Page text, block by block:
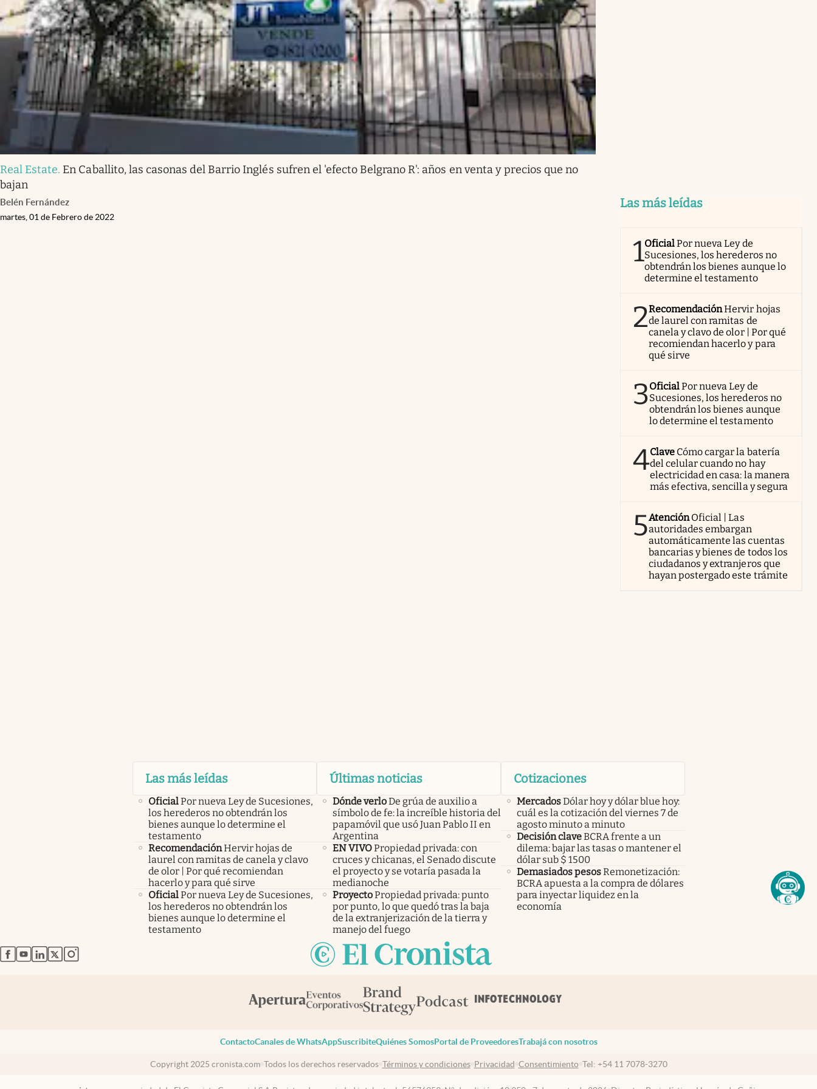
Real Estate. En Caballito, las casonas del Barrio Inglés sufren el 'efecto Belgrano R': años en venta y precios que no
bajan
Belén Fernández
martes, 01 de Febrero de 2022
Las más leídas
1OficialPor nueva Ley de
Sucesiones, los herederos no
obtendrán los bienes aunque lo
determine el testamento
2RecomendaciónHervir hojas
de laurel con ramitas de
canela y clavo de olor | Por qué
recomiendan hacerlo y para
qué sirve
3OficialPor nueva Ley de
Sucesiones, los herederos no
obtendrán los bienes aunque
lo determine el testamento
4Clave Cómo cargar la batería
del celular cuando no hay
electricidad en casa: la manera
más efectiva, sencilla y segura
5AtenciónOficial | Las
autoridades embargan
automáticamente las cuentas
bancarias y bienes de todos los
ciudadanos y extranjeros que
hayan postergado este trámite
Las más leídas
OficialPor nueva Ley de Sucesiones,
los herederos no obtendrán los
bienes aunque lo determine el
testamento
RecomendaciónHervir hojas de
laurel con ramitas de canela y clavo
de olor | Por qué recomiendan
hacerlo y para qué sirve
OficialPor nueva Ley de Sucesiones,
los herederos no obtendrán los
bienes aunque lo determine el
testamento
Últimas noticias
Dónde verloDe grúa de auxilio a
símbolo de fe: la increíble historia del
papamóvil que usó Juan Pablo II en
Argentina
EN VIVOPropiedad privada: con
cruces y chicanas, el Senado discute
el proyecto y se votaría pasada la
medianoche
ProyectoPropiedad privada: punto
por punto, lo que quedó tras la baja
de la extranjerización de la tierra y
manejo del fuego
Cotizaciones
MercadosDólar hoy y dólar blue hoy:
cuál es la cotización del viernes 7 de
agosto minuto a minuto
Decisión claveBCRA frente a un
dilema: bajar las tasas o mantener el
dólar sub $ 1500
Demasiados pesosRemonetización:
BCRA apuesta a la compra de dólares
para inyectar liquidez en la
economía
abre en nueva pestaña
abre en nueva pestaña
abre en nueva pestaña
abre en nueva pestaña
abre en nueva pestaña
ContactoCanales de WhatsAppSuscribiteQuiénes SomosPortal de ProveedoresTrabajá con nosotros
Copyright 2025 cronista.com Todos los derechos reservados Términos y condiciones Privacidad Consentimiento Tel: +54 11 7078-3270